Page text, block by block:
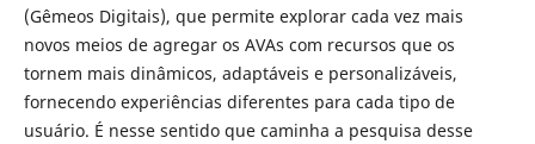
(Gêmeos Digitais), que permite explorar cada vez mais
novos meios de agregar os AVAs com recursos que os
tornem mais dinâmicos, adaptáveis e personalizáveis,
fornecendo experiências diferentes para cada tipo de
usuário. É nesse sentido que caminha a pesquisa desse